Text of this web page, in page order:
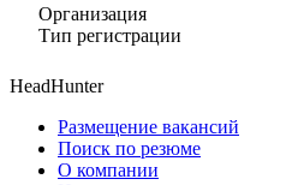
Организация
Тип регистрации
HeadHunter
Размещение вакансий
Поиск по резюме
О компании